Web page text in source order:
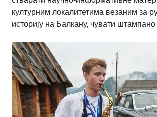
културним локалитетима везаним за
историју на Балкану, чувати